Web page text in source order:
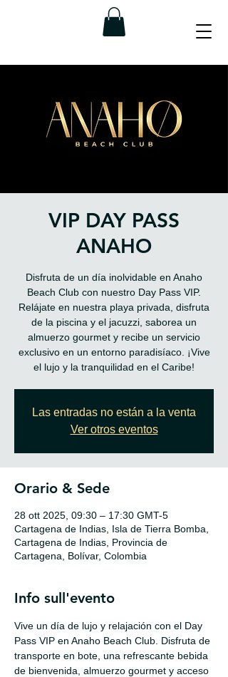
VIP DAY PASS
ANAHO
Disfruta de un día inolvidable en Anaho
Beach Club con nuestro Day Pass VIP.
Relájate en nuestra playa privada, disfruta
de la piscina y el jacuzzi, saborea un
almuerzo gourmet y recibe un servicio
exclusivo en un entorno paradisíaco. ¡Vive
Las entradas no están a la venta
Ver otros eventos
Orario & Sede
28 ott 2025, 09:30 – 17:30 GMT-5
Cartagena de Indias, Isla de Tierra Bomba,
Cartagena de Indias, Provincia de
Cartagena, Bolívar, Colombia
Info sull'evento
Vive un día de lujo y relajación con el Day
Pass VIP en Anaho Beach Club. Disfruta de
transporte en bote, una refrescante bebida
de bienvenida, almuerzo gourmet y acceso